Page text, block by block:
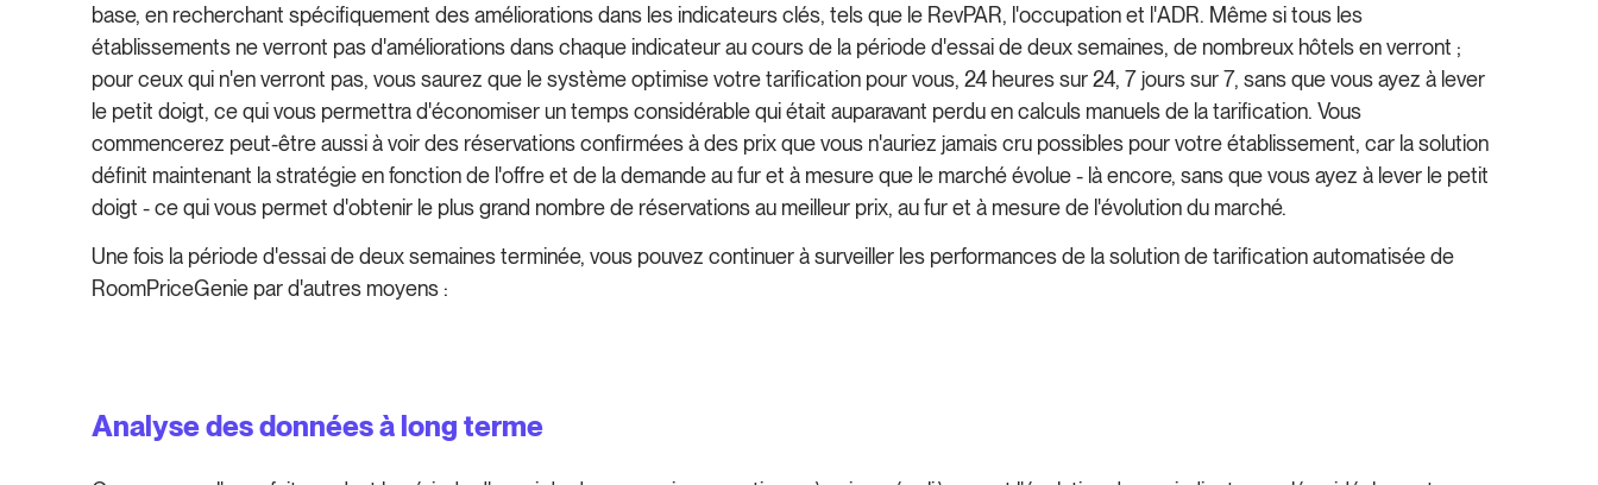
base, en recherchant spécifiquement des améliorations dans les indicateurs clés, tels que le RevPAR, l'occupation et l'ADR. Même si tous les
établissements ne verront pas d'améliorations dans chaque indicateur au cours de la période d'essai de deux semaines, de nombreux hôtels en verront ;
pour ceux qui n'en verront pas, vous saurez que le système optimise votre tarification pour vous, 24 heures sur 24, 7 jours sur 7, sans que vous ayez à lever
le petit doigt, ce qui vous permettra d'économiser un temps considérable qui était auparavant perdu en calculs manuels de la tarification. Vous
commencerez peut-être aussi à voir des réservations confirmées à des prix que vous n'auriez jamais cru possibles pour votre établissement, car la solution
définit maintenant la stratégie en fonction de l'offre et de la demande au fur et à mesure que le marché évolue - là encore, sans que vous ayez à lever le petit
doigt - ce qui vous permet d'obtenir le plus grand nombre de réservations au meilleur prix, au fur et à mesure de l'évolution du marché.
Une fois la période d'essai de deux semaines terminée, vous pouvez continuer à surveiller les performances de la solution de tarification automatisée de
RoomPriceGenie par d'autres moyens :
Analyse des données à long terme